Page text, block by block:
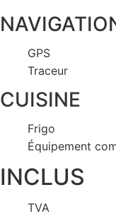
GPS
Traceur
CUISINE
Frigo
Équipement
INCLUS
TVA